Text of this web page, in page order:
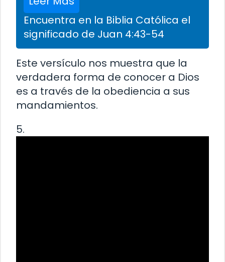
Encuentra en la Biblia Católica el
significado de Juan 4:43-54
Este versículo nos muestra que la
verdadera forma de conocer a Dios
es a través de la obediencia a sus
mandamientos.
5.